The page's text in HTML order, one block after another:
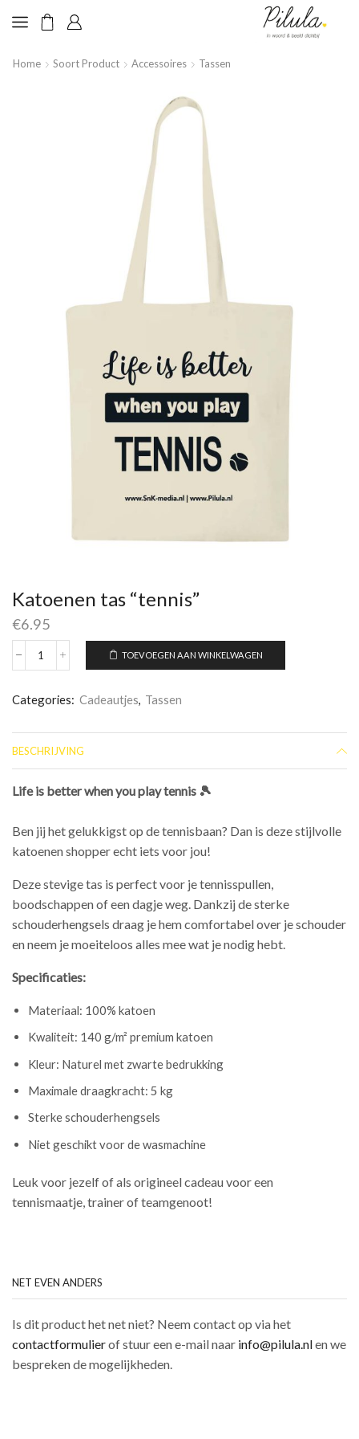
Home Soort Product Accessoires Tassen
Katoenen tas “tennis”
€6.95
Katoenen
aantal
TOEVOEGEN AAN WINKELWAGEN
Categories: Cadeautjes, Tassen
BESCHRIJVING
Life is better when you play tennis 🎾
Ben jij het gelukkigst op de tennisbaan? Dan is deze stijlvolle
katoenen shopper echt iets voor jou!
Deze stevige tas is perfect voor je tennisspullen,
boodschappen of een dagje weg. Dankzij de sterke
schouderhengsels draag je hem comfortabel over je schouder
en neem je moeiteloos alles mee wat je nodig hebt.
Specificaties:
Materiaal: 100% katoen
Kwaliteit: 140 g/m² premium katoen
Kleur: Naturel met zwarte bedrukking
Maximale draagkracht: 5 kg
Sterke schouderhengsels
Niet geschikt voor de wasmachine
Leuk voor jezelf of als origineel cadeau voor een
tennismaatje, trainer of teamgenoot!
NET EVEN ANDERS
Is dit product het net niet? Neem contact op via het
contactformulierof stuur een e-mail naar info@pilula.nlen we
bespreken de mogelijkheden.